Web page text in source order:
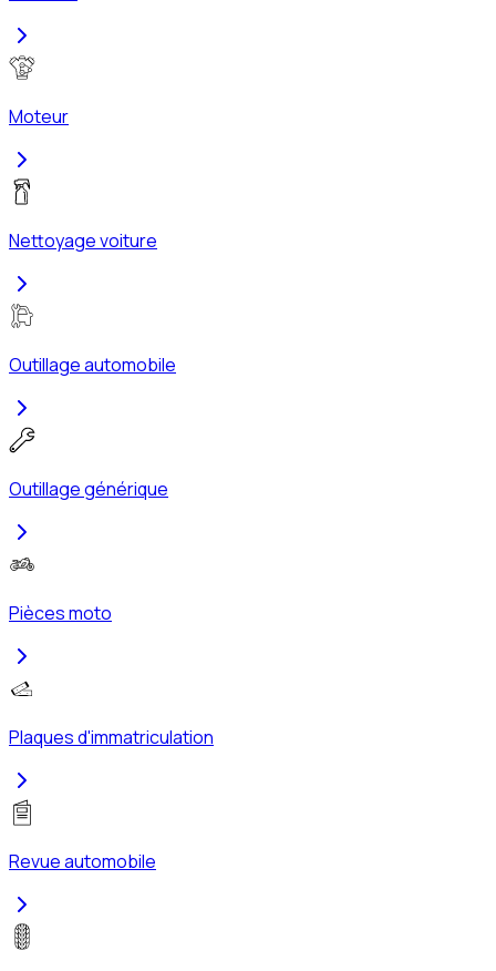
Moteur
Nettoyage voiture
Outillage automobile
Outillage générique
Pièces moto
Plaques d'immatriculation
Revue automobile